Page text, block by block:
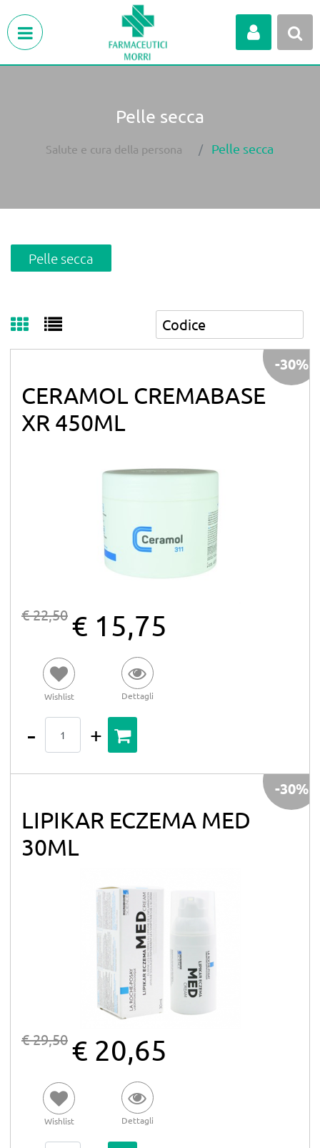
Pelle secca
Salute e cura della persona Pelle secca
Pelle secca
CERAMOL CREMABASE
XR 450ML
€ 22,50 € 15,75
Wishlist Dettagli
-30%
LIPIKAR ECZEMA MED
30ML
€ 29,50 € 20,65
Wishlist Dettagli
-30%